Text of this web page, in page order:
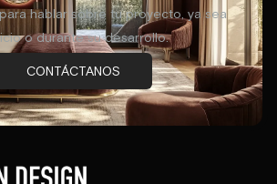
hablar sobre tu proyecto, ya sea
o durante su desarrollo.
CONTÁCTANOS